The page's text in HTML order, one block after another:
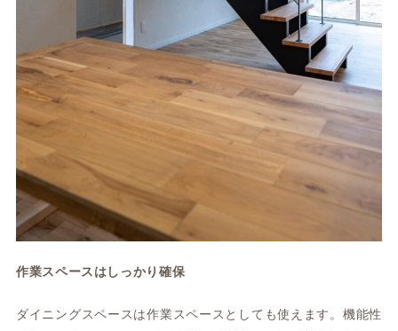
作業スペースはしっかり確保
ダイニングスペースは作業スペースとしても使えます。機能性